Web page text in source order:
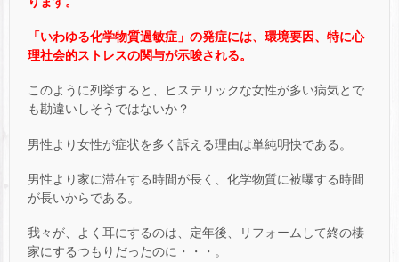
「いわゆる化学物質過敏症」の発症には、環境要因、特に心
理社会的ストレスの関与が示唆される。
このように列挙すると、ヒステリックな女性が多い病気とで
も勘違いしそうではないか？
男性より女性が症状を多く訴える理由は単純明快である。
男性より家に滞在する時間が長く、化学物質に被曝する時間
が長いからである。
我々が、よく耳にするのは、定年後、リフォームして終の棲
家にするつもりだったのに・・・。